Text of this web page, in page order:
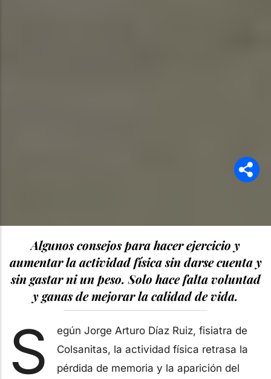
Algunos consejos para hacer ejercicio y
aumentar la actividad física sin darse cuenta y
sin gastar ni un peso. Solo hace falta voluntad
y ganas de mejorar la calidad de vida.
S
egún Jorge Arturo Díaz Ruiz, fisiatra de
Colsanitas, la actividad física retrasa la
pérdida de memoria y la aparición del